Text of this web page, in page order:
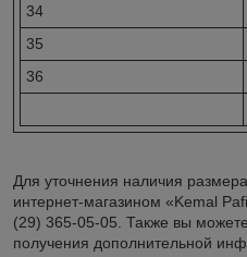
34
35
36
Для уточнения наличия
интернет-магазином «Kemal
(29) 365-05-05. Также вы
получения дополнительной